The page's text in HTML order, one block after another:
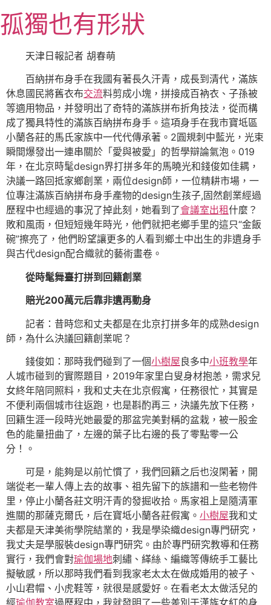
至
主
孤獨也有形狀
天津日報記者 胡春萌
百納拼布身手在我國有著長久汗青，成長到清代，滿族
休息國民將舊衣布交流料剪成小塊，拼接成百衲衣、子孫被
等適用物品，并發明出了奇特的滿族拼布折角技法，從而構
成了獨具特性的滿族百納拼布身手。這項身手在我市寶坻區
小蘭各莊的馬氏家族中一代代傳承著。2圓規刺中藍光，光束
瞬間爆發出一連串關於「愛與被愛」的哲學辯論氣泡。019
年，在北京時髦design界打拼多年的馬曉光和錢俊如佳耦，
決議一路回抵家鄉創業，兩位design師，一位精耕市場，一
位專注滿族百納拼布身手產物的design生孩子,固然創業經過
歷程中也經過的事況了掉此刻，她看到了會議室出租什麼？
敗和風雨，但短短幾年時光，他們就把老鄉手里的這只“金飯
碗”擦亮了，他們盼望讓更多的人看到鄉土中出生的非遺身手
與古代design配合織就的藝術畫卷。
從時髦舞臺打拼到回籍創業
賠光200萬元后靠非遺再動身
記者：昔時您和丈夫都是在北京打拼多年的成熟design
師，為什么決議回籍創業呢？
錢俊如：那時我們碰到了一個小樹屋良多中小班教學年
人城市碰到的實際題目，2019年家里白叟身材抱恙，需求兒
女終年陪同照料，我和丈夫在北京假寓，任務很忙，其實是
不便利兩個城市往返跑，也是斟酌再三，決議先放下任務，
回籍生涯一段時光她最愛的那盆完美對稱的盆栽，被一股金
色的能量扭曲了，左邊的葉子比右邊的長了零點零一公
分！。
可是，能夠是以前忙慣了，我們回籍之后也沒閑著，開
端從老一輩人傳上去的故事、祖先留下的族譜和一些老物件
里，停止小蘭各莊文明汗青的發掘收拾。馬家祖上是隨清軍
進關的那薩克爾氏，后在寶坻小蘭各莊假寓。 小樹屋我和丈
夫都是天津美術學院結業的，我是學染織design專門研究，
我丈夫是學服裝design專門研究。由於專門研究教導和任務
實行，我們會對瑜伽場地刺繡、緙絲、編織等傳統手工藝比
擬敏感，所以那時我們看到我家老太太在做成婚用的被子、
小山君帽、小虎鞋等，就很是感愛好。在看老太太做活兒的